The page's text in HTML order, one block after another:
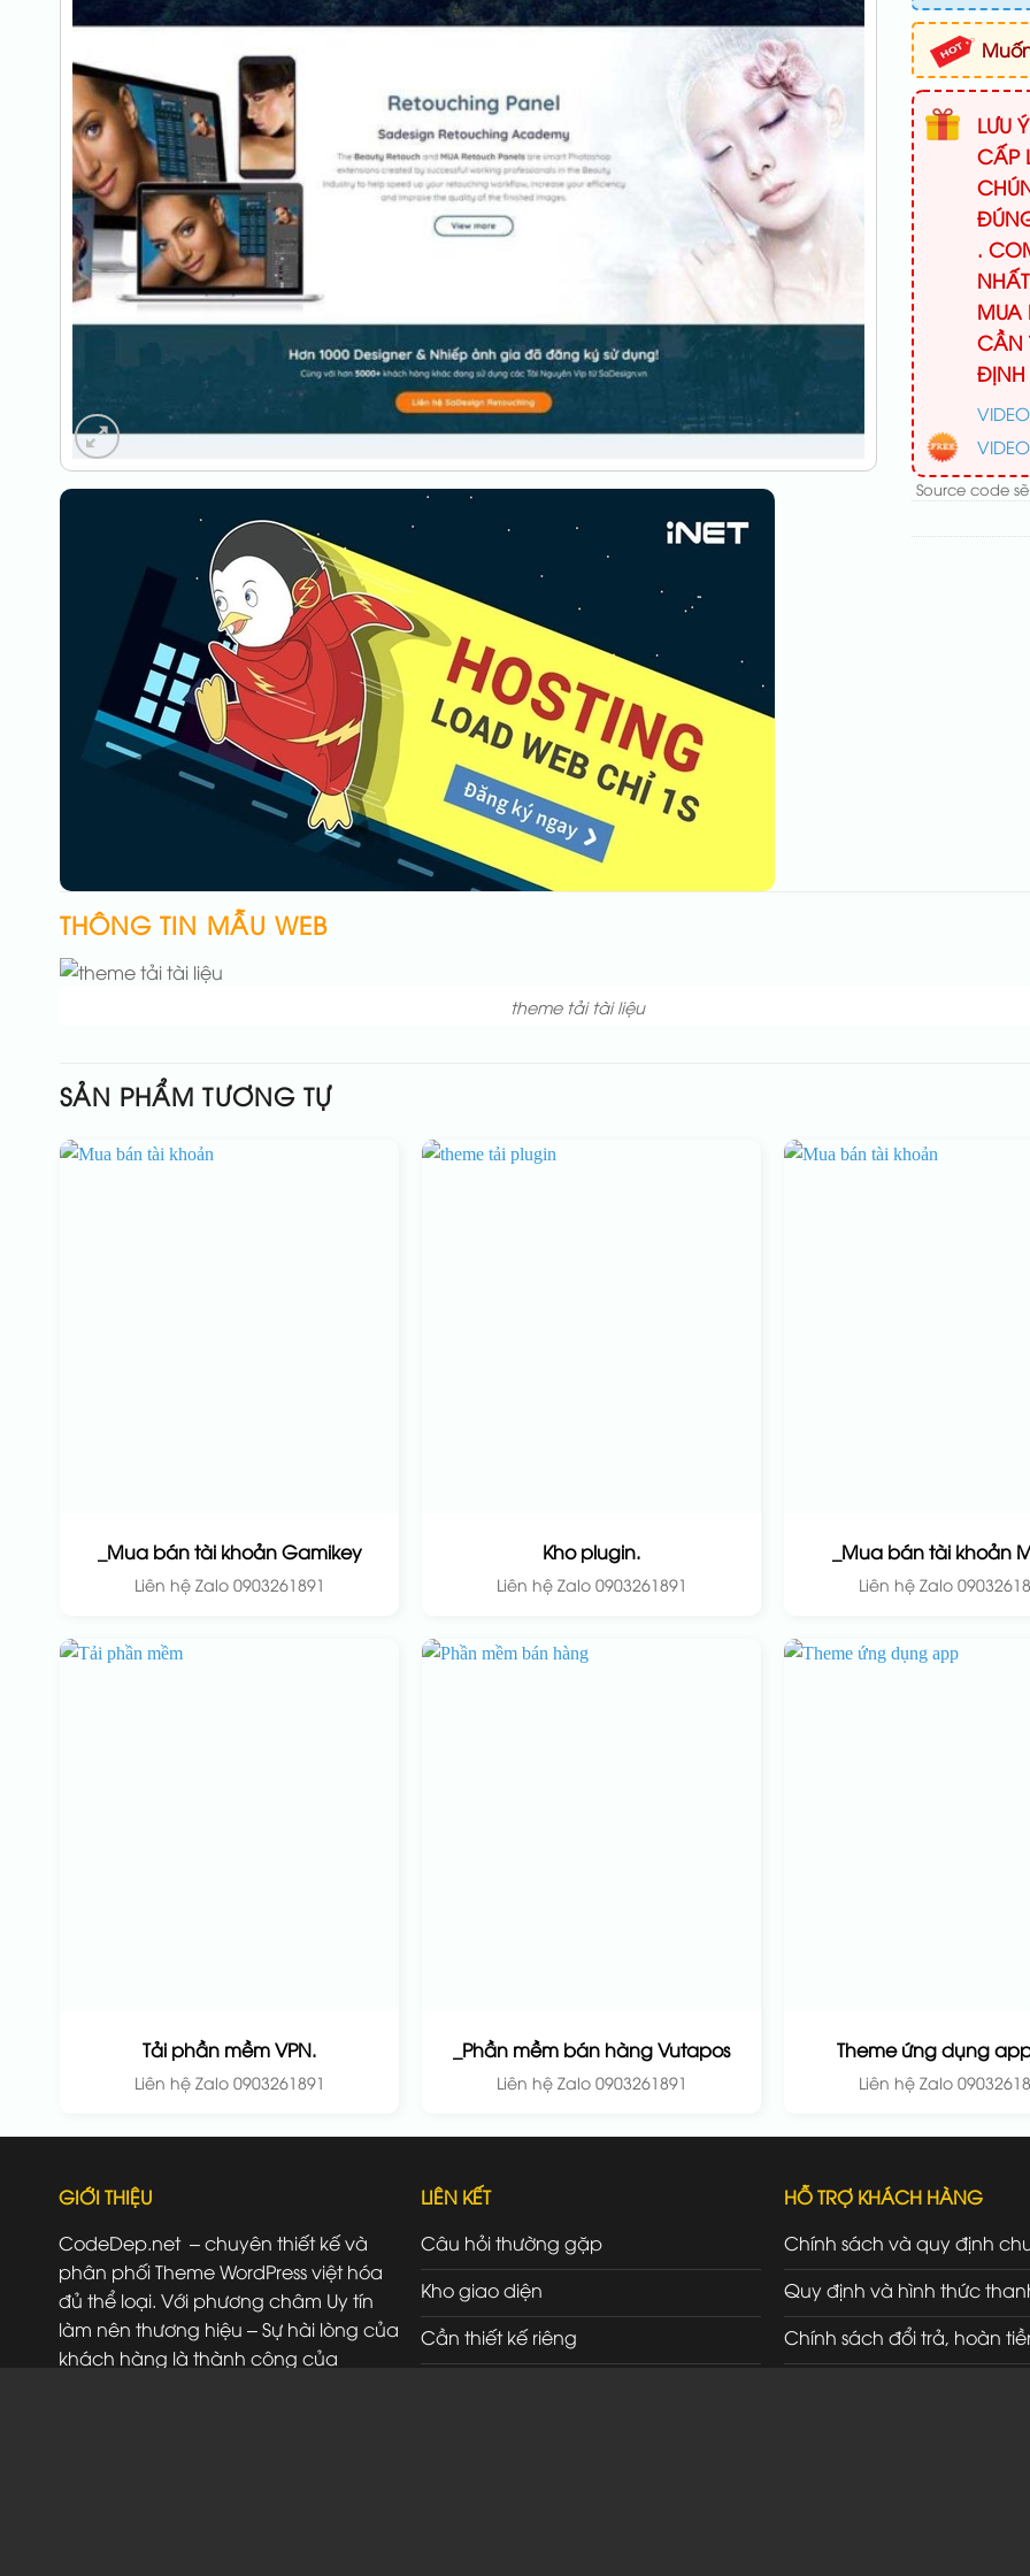
LƯU
CẤP
.
MUA
CẦN
ĐỊNH
Source code
THÔNG TIN MẪU WEB
theme tải tài liệu
SẢN PHẨM TƯƠNG TỰ
_Mua bán tài khoản Gamikey
Liên hệ Zalo 0903261891
Kho plugin.
Liên hệ Zalo 0903261891
_Mua bán tài khoản
Liên hệ Zalo
Tải phần mềm VPN.
Liên hệ Zalo 0903261891
_Phần mềm bán hàng Vutapos
Liên hệ Zalo 0903261891
Theme ứng dụng app
Liên hệ Zalo
GIỚI THIỆU
CodeDep.net – chuyên thiết kế và
phân phối Theme WordPress việt hóa
đủ thể loại. Với phương châm Uy tín
làm nên thương hiệu – Sự hài lòng của
khách hàng là thành công của
LIÊN KẾT
Câu hỏi thường gặp
Kho giao diện
Cần thiết kế riêng
HỖ TRỢ KHÁCH HÀNG
Chính sách và quy định
Quy định và hình thức
Chính sách đổi trả, hoàn